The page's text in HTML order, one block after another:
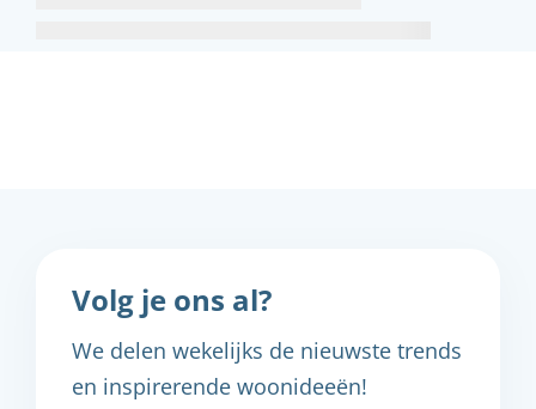
Volg je ons al?
We delen wekelijks de nieuwste trends
en inspirerende woonideeën!